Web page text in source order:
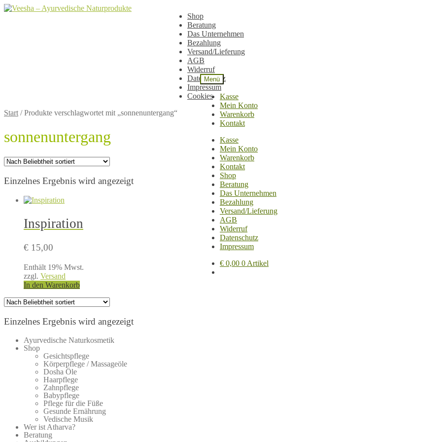
Zur
Zum
Shop
Beratung
Das Unternehmen
Bezahlung
Versand/Lieferung
AGB
Widerruf
Datenschutz
Impressum
Cookies
Menü
Kasse
Mein Konto
Warenkorb
Kontakt
Kasse
Mein Konto
Warenkorb
Kontakt
Shop
Beratung
Das Unternehmen
Bezahlung
Versand/Lieferung
AGB
Widerruf
Datenschutz
Impressum
€ 0,00 0 Artikel
Start /Produkte verschlagwortet mit „sonnenuntergang“
sonnenuntergang
Einzelnes Ergebnis wird angezeigt
Inspiration
€ 15,00
Enthält 19% Mwst.
zzgl. Versand
In den Warenkorb
Einzelnes Ergebnis wird angezeigt
Ayurvedische Naturkosmetik
Shop
Gesichtspflege
Körperpflege / Massageöle
Dosha Öle
Haarpflege
Zahnpflege
Babypflege
Pflege für die Füße
Gesunde Ernährung
Vedische Musik
Wer ist Atharva?
Beratung